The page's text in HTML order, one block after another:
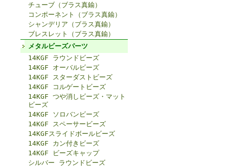
チューブ（ブラス真鍮）
コンポーネント（ブラス真鍮）
シャンデリア（ブラス真鍮）
ブレスレット（ブラス真鍮）
メタルビーズパーツ
14KGF ラウンドビーズ
14KGF オーバルビーズ
14KGF スターダストビーズ
14KGF コルゲートビーズ
14KGF つや消しビーズ・マット
ビーズ
14KGF ソロバンビーズ
14KGF スペーサービーズ
14KGFスライドボールビーズ
14KGF カン付きビーズ
14KGF ビーズキャップ
シルバー ラウンドビーズ